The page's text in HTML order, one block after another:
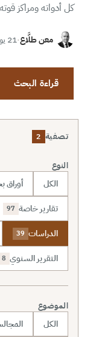
كل أدواته ومراكز
معن طلَّاع·21 يوليو 2026
قراءة البحث
تصفية 2
النوع
الكل أوراق
تقارير خاصة 97
الدراسات 39
التقرير السنوي 8
الموضوع
الكل